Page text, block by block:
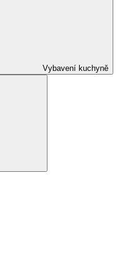
Vybavení kuchyně